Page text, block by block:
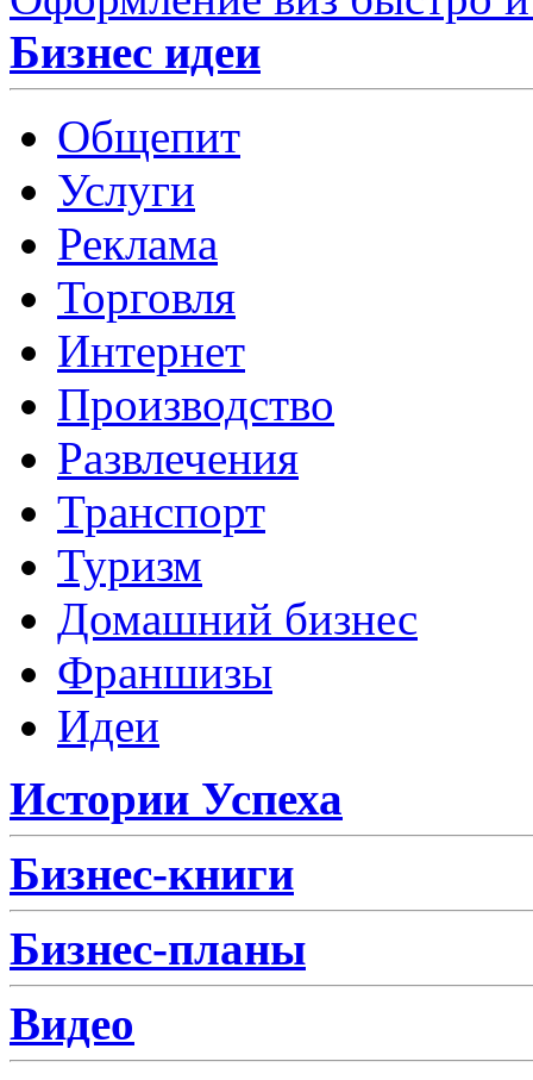
Бизнес идеи
Общепит
Услуги
Реклама
Торговля
Интернет
Производство
Развлечения
Транспорт
Туризм
Домашний бизнес
Франшизы
Идеи
Истории Успеха
Бизнес-книги
Бизнес-планы
Видео